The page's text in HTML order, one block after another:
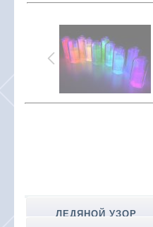
ЛЕДЯНОЙ УЗОР